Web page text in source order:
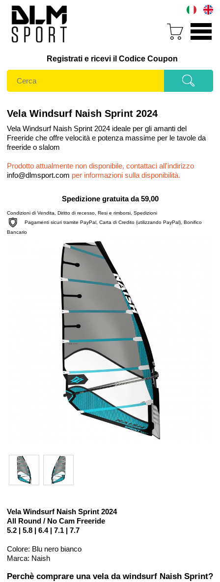
Registrati e ricevi il Codice Coupon
Vela Windsurf Naish Sprint 2024
Vela Windsurf Naish Sprint 2024 ideale per gli amanti del
Freeride che offre velocità e potenza massime per le tavole da
freeride o slalom
Prodotto attualmente non disponibile, contattaci all'indirizzo
info@dlmsport.com per informazioni sulla disponibilità.
Spedizione gratuita da 59,00
Condizioni di Vendita Diritto di recesso Resi e rimborsi Spedizioni
Pagamenti sicuri tramite PayPal, Carta di Credito (utilizzando PayPal), Bonifico
Bancario
Vela Windsurf Naish Sprint 2024
All Round / No Cam Freeride
5.2 | 5.8 | 6.4 | 7.1 | 7.7
Colore: Blu nero bianco
Marca: Naish
Perchè comprare una vela da windsurf Naish Sprint?